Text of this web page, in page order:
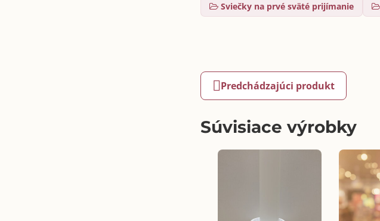
Sviečky na prvé sväté prijímanie
Predchádzajúci produkt
Súvisiace výrobky